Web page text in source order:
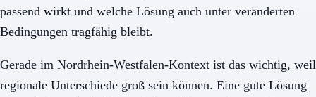
passend wirkt und welche Lösung auch unter veränderten
Bedingungen tragfähig bleibt.
Gerade im Nordrhein-Westfalen-Kontext ist das wichtig, weil
regionale Unterschiede groß sein können. Eine gute Lösung